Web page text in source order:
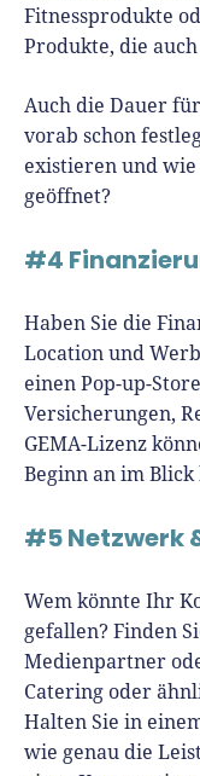
Fitnessprodukte
Produkte, die
Auch die Dauer
vorab schon
existieren und
geöffnet?
#4
Haben Sie die
Location und
einen Pop-up-
Versicherungen,
GEMA-Lizenz
Beginn an im
#5 Netzwerk
Wem könnte Ihr
gefallen? Finden
Medienpartner
Catering oder
Halten Sie in
wie genau die